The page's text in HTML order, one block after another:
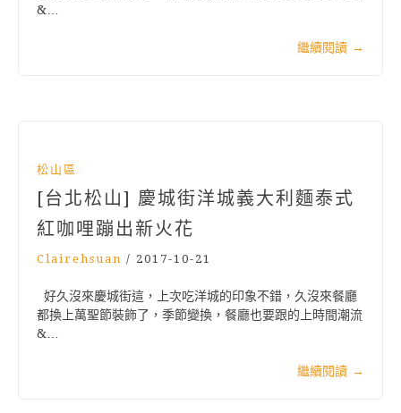
&…
繼續閱讀 →
松山區
[台北松山] 慶城街洋城義大利麵泰式
紅咖哩蹦出新火花
Clairehsuan / 2017-10-21
好久沒來慶城街這，上次吃洋城的印象不錯，久沒來餐廳
都換上萬聖節裝飾了，季節變換，餐廳也要跟的上時間潮流
&…
繼續閱讀 →